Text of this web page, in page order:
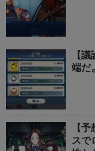
【
端だ
【
スで